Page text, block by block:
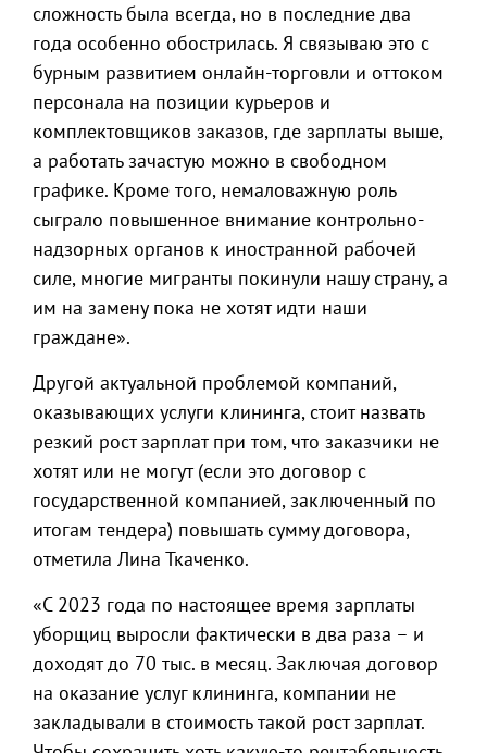
сложность была всегда, но в последние два
года особенно обострилась. Я связываю это с
бурным развитием онлайн-торговли и оттоком
персонала на позиции курьеров и
комплектовщиков заказов, где зарплаты выше,
а работать зачастую можно в свободном
графике. Кроме того, немаловажную роль
сыграло повышенное внимание контрольно-
надзорных органов к иностранной рабочей
силе, многие мигранты покинули нашу страну, а
им на замену пока не хотят идти наши
граждане».
Другой актуальной проблемой компаний,
оказывающих услуги клининга, стоит назвать
резкий рост зарплат при том, что заказчики не
хотят или не могут (если это договор с
государственной компанией, заключенный по
итогам тендера) повышать сумму договора,
отметила Лина Ткаченко.
«С 2023 года по настоящее время зарплаты
уборщиц выросли фактически в два раза – и
доходят до 70 тыс. в месяц. Заключая договор
на оказание услуг клининга, компании не
закладывали в стоимость такой рост зарплат.